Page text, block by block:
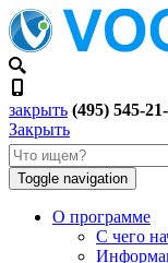
закрыть (495) 545-
Закрыть
Toggle navigation
О программе
С чего